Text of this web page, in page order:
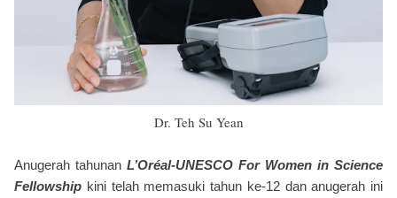
Dr. Teh Su Yean
Anugerah tahunan L’Oréal-UNESCO For Women in Science
Fellowship kini telah memasuki tahun ke-12 dan anugerah ini